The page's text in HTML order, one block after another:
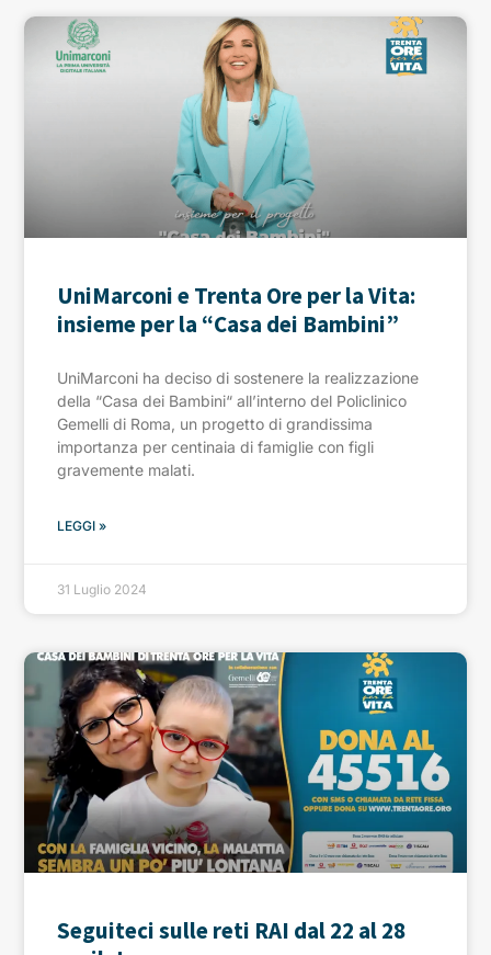
UniMarconi e Trenta Ore per la Vita:
insieme per la “Casa dei Bambini”
UniMarconi ha deciso di sostenere la realizzazione
della “Casa dei Bambini“ all’interno del Policlinico
Gemelli di Roma, un progetto di grandissima
importanza per centinaia di famiglie con figli
gravemente malati.
LEGGI »
31 Luglio 2024
Seguiteci sulle reti RAI dal 22 al 28